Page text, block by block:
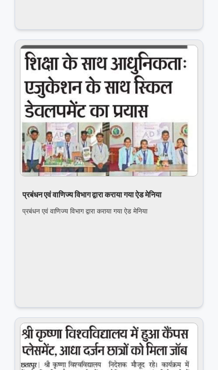
प्रबंधन एवं वाणिज्‍य विभाग द्वारा कराया गया ऐड मेनिया
प्रबंधन एवं वाणिज्‍य विभाग द्वारा कराया गया ऐड मेनिया